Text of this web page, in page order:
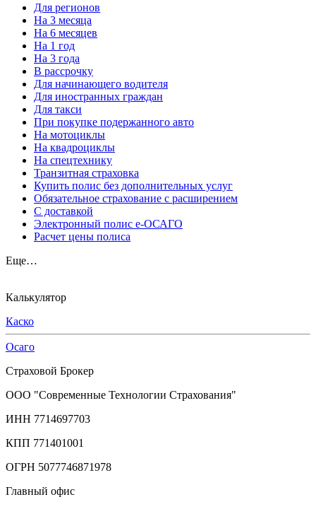
Для регионов
На 3 месяца
На 6 месяцев
На 1 год
На 3 года
В рассрочку
Для начинающего водителя
Для иностранных граждан
Для такси
При покупке подержанного авто
На мотоциклы
На квадроциклы
На спецтехнику
Транзитная страховка
Купить полис без дополнительных услуг
Обязательное страхование с расширением
С доставкой
Электронный полис е-ОСАГО
Расчет цены полиса
Еще…
Калькулятор
Каско
Осаго
Страховой Брокер
ООО "Современные Технологии Страхования"
ИНН 7714697703
КПП 771401001
ОГРН 5077746871978
Главный офис